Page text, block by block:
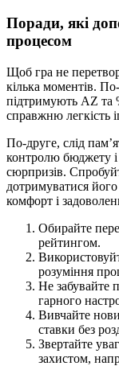
Поради, які
процесом
Щоб гра не
кілька моментів.
підтримують AZ та
справжню легкість
По-друге, слід
контролю бюджету
сюрпризів.
дотримуватися
комфорт і
Обирайте
рейтингом.
розуміння
Не забувайте
гарного
Вивчайте
ставки без
Звертайте
захистом,